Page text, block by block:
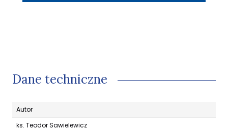
Dane techniczne
Autor
ks. Teodor Sawielewicz